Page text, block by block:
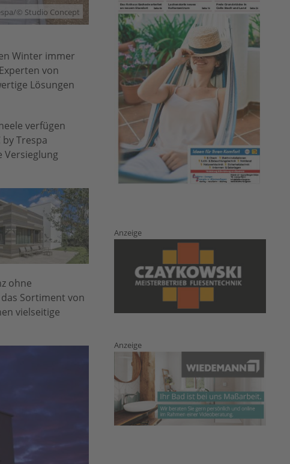
© Studio Concept
Winter immer
von
Lösungen
verfügen
Trespa
Versieglung
ohne
Sortiment von
vielseitige
Anzeige
Anzeige